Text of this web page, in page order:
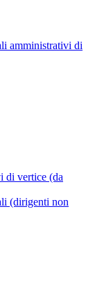
amministrativi di
di vertice (da
(dirigenti non